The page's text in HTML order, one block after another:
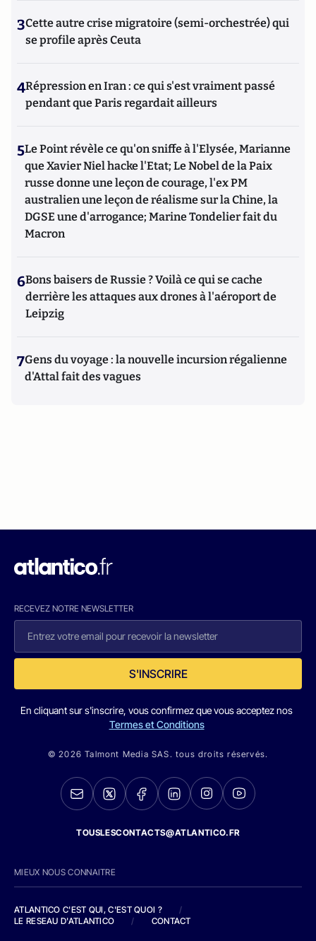
3Cette autre crise migratoire (semi-orchestrée) qui
se profile après Ceuta
4Répression en Iran : ce qui s'est vraiment passé
pendant que Paris regardait ailleurs
5Le Point révèle ce qu'on sniffe à l'Elysée, Marianne
que Xavier Niel hacke l'Etat; Le Nobel de la Paix
russe donne une leçon de courage, l'ex PM
australien une leçon de réalisme sur la Chine, la
DGSE une d'arrogance; Marine Tondelier fait du
Macron
6Bons baisers de Russie ? Voilà ce qui se cache
derrière les attaques aux drones à l'aéroport de
Leipzig
7Gens du voyage : la nouvelle incursion régalienne
d'Attal fait des vagues
RECEVEZ NOTRE NEWSLETTER
S'INSCRIRE
En cliquant sur s'inscrire, vous confirmez que vous acceptez nos
Termes et Conditions
© 2026 Talmont Media SAS. tous droits réservés.
TOUSLESCONTACTS@ATLANTICO.FR
MIEUX NOUS CONNAITRE
ATLANTICO C'EST QUI, C'EST QUOI ?
/
LE RESEAU D'ATLANTICO
/ CONTACT